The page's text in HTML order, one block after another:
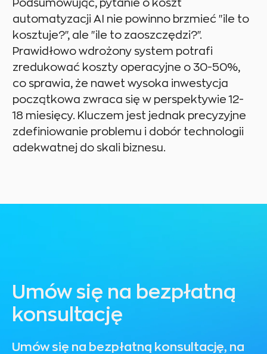
Podsumowując, pytanie o koszt
automatyzacji AI nie powinno brzmieć "ile to
kosztuje?", ale "ile to zaoszczędzi?".
Prawidłowo wdrożony system potrafi
zredukować koszty operacyjne o 30-50%,
co sprawia, że nawet wysoka inwestycja
początkowa zwraca się w perspektywie 12-
18 miesięcy. Kluczem jest jednak precyzyjne
zdefiniowanie problemu i dobór technologii
adekwatnej do skali biznesu.
Umów się na bezpłatną
konsultację
Umów się na bezpłatną konsultację, na